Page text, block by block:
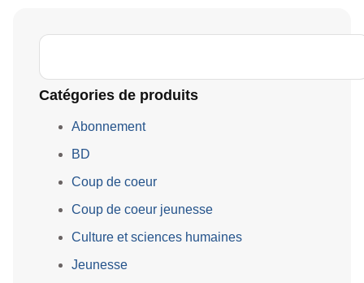
Catégories de produits
Abonnement
BD
Coup de coeur
Coup de coeur jeunesse
Culture et sciences humaines
Jeunesse